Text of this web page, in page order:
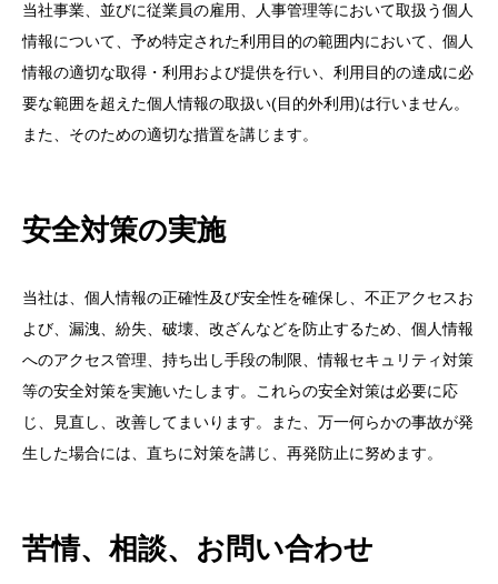
当社事業、並びに従業員の雇用、人事管理等において取扱う個人
情報について、予め特定された利用目的の範囲内において、個人
情報の適切な取得・利用および提供を行い、利用目的の達成に必
要な範囲を超えた個人情報の取扱い(目的外利用)は行いません。
また、そのための適切な措置を講じます。
安全対策の実施
当社は、個人情報の正確性及び安全性を確保し、不正アクセスお
よび、漏洩、紛失、破壊、改ざんなどを防止するため、個人情報
へのアクセス管理、持ち出し手段の制限、情報セキュリティ対策
等の安全対策を実施いたします。これらの安全対策は必要に応
じ、見直し、改善してまいります。また、万一何らかの事故が発
生した場合には、直ちに対策を講じ、再発防止に努めます。
苦情、相談、お問い合わせ